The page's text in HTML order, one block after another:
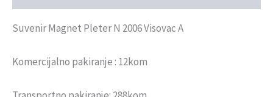
Suvenir Magnet Pleter N 2006 Visovac A
Komercijalno pakiranje : 12kom